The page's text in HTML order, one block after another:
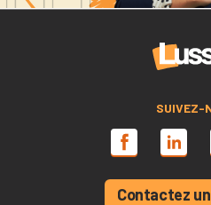
SUIVEZ-
Contactez